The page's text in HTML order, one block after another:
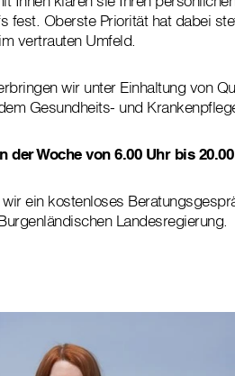
fest. Oberste Priorität hat dabei
vertrauten Umfeld.
wir unter Einhaltung von
Gesundheits- und
der Woche von 6.00 Uhr bis
ein kostenloses
Landesregierung.